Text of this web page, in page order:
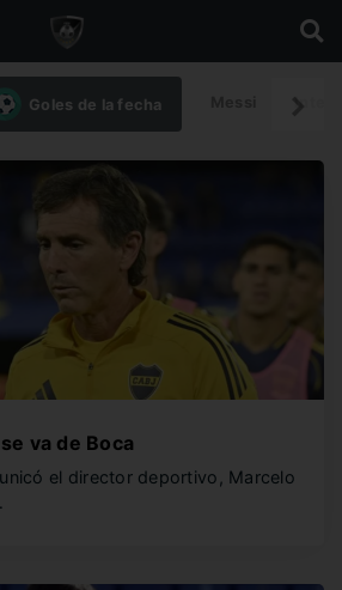
Goles de la fecha
va de Boca
el director deportivo, Marcelo